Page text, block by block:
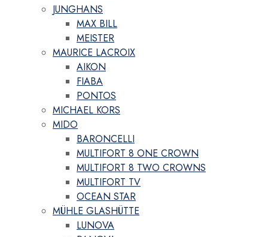
JUNGHANS
MAX BILL
MEISTER
MAURICE LACROIX
AIKON
FIABA
PONTOS
MICHAEL KORS
MIDO
BARONCELLI
MULTIFORT 8 ONE CROWN
MULTIFORT 8 TWO CROWNS
MULTIFORT TV
OCEAN STAR
MÜHLE GLASHÜTTE
LUNOVA